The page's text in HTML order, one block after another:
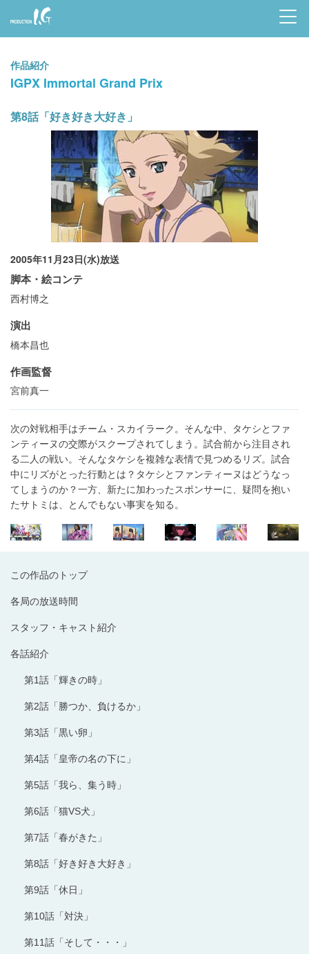
Prod
uctio
n I.G
作品紹介
IGPX Immortal Grand Prix
この作品のトップ
各局の放送時間
スタッフ・キャスト紹介
各話紹介
第1話「輝きの時」
第2話「勝つか、負けるか」
第3話「黒い卵」
第4話「皇帝の名の下に」
第5話「我ら、集う時」
第6話「猫VS犬」
第7話「春がきた」
第8話「好き好き大好き」
第9話「休日」
第10話「対決」
第11話「そして・・・」
第8話「好き好き大好き」
2005年11月23日(水)放送
脚本・絵コンテ
西村博之
演出
橋本昌也
作画監督
宮前真一
次の対戦相手はチーム・スカイラーク。そんな中、タケシとファ
ンティーヌの交際がスクープされてしまう。試合前から注目され
る二人の戦い。そんなタケシを複雑な表情で見つめるリズ。試合
中にリズがとった行動とは？タケシとファンティーヌはどうなっ
てしまうのか？一方、新たに加わったスポンサーに、疑問を抱い
たサトミは、とんでもない事実を知る。